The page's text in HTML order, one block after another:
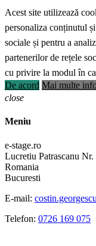
Acest site utilizează
personaliza conținutul
sociale și pentru a
partenerilor de rețele
cu privire la modul în
De acord Mai multe
close
Meniu
e-stage.ro
Lucretiu Patrascanu Nr.
Romania
Bucuresti
E-mail:
Telefon: 0726 169 075